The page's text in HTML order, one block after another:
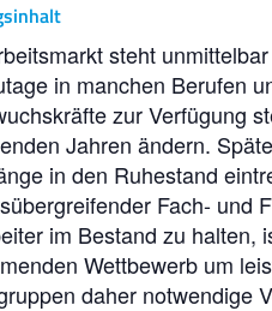
steht
in manchen Berufen
zur Verfügung
Jahren ändern.
in den Ruhestand
Fach- und
im Bestand zu halten,
Wettbewerb um
daher notwendige